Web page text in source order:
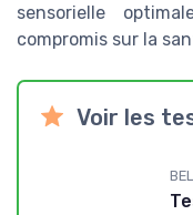
sensorielle
compromis sur la
Voir les